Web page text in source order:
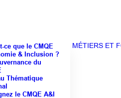
ce que le CMQE
& Inclusion ?
du
Thématique
le CMQE A&I
MÉTIERS ET